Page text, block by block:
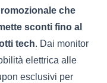
che
sconti fino al
tech. Dai monitor
elettrica alle
esclusivi per